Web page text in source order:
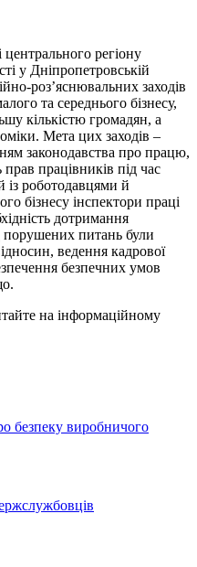
центрального регіону
у Дніпропетровській
роз’яснювальних заходів
та середнього бізнесу,
кількістю громадян, а
Мета цих заходів –
законодавства про працю,
працівників під час
із роботодавцями й
бізнесу інспектори праці
дотримання
питань були
ведення кадрової
безпечних умов
на інформаційному
безпеку виробничого